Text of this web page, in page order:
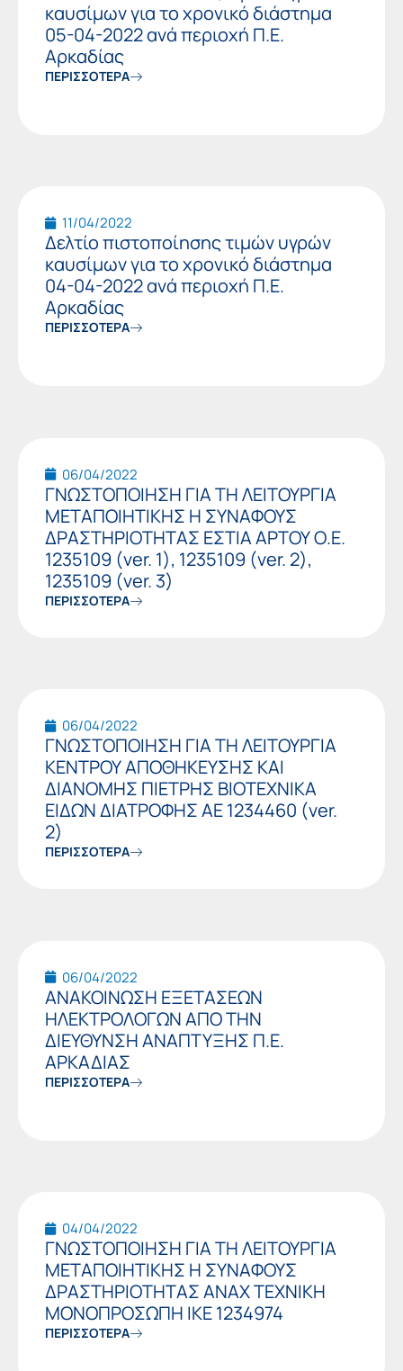
καυσίμων για το χρονικό διάστημα
05-04-2022 ανά περιοχή Π.Ε.
Αρκαδίας
ΠΕΡΙΣΣΟΤΕΡΑ
11/04/2022
Δελτίο πιστοποίησης τιμών υγρών
καυσίμων για το χρονικό διάστημα
04-04-2022 ανά περιοχή Π.Ε.
Αρκαδίας
ΠΕΡΙΣΣΟΤΕΡΑ
06/04/2022
ΓΝΩΣΤΟΠΟΙΗΣΗ ΓΙΑ ΤΗ ΛΕΙΤΟΥΡΓΙΑ
ΜΕΤΑΠΟΙΗΤΙΚΗΣ Η ΣΥΝΑΦΟΥΣ
ΔΡΑΣΤΗΡΙΟΤΗΤΑΣ ΕΣΤΙΑ ΑΡΤΟΥ Ο.Ε.
1235109 (ver. 1), 1235109 (ver. 2),
1235109 (ver. 3)
ΠΕΡΙΣΣΟΤΕΡΑ
06/04/2022
ΓΝΩΣΤΟΠΟΙΗΣΗ ΓΙΑ ΤΗ ΛΕΙΤΟΥΡΓΙΑ
ΚΕΝΤΡΟΥ ΑΠΟΘΗΚΕΥΣΗΣ ΚΑΙ
ΔΙΑΝΟΜΗΣ ΠΙΕΤΡΗΣ ΒΙΟΤΕΧΝΙΚΑ
ΕΙΔΩΝ ΔΙΑΤΡΟΦΗΣ ΑΕ 1234460 (ver.
2)
ΠΕΡΙΣΣΟΤΕΡΑ
06/04/2022
ΑΝΑΚΟΙΝΩΣΗ ΕΞΕΤΑΣΕΩΝ
ΗΛΕΚΤΡΟΛΟΓΩΝ ΑΠΟ ΤΗΝ
ΔΙΕΥΘΥΝΣΗ ΑΝΑΠΤΥΞΗΣ Π.Ε.
ΑΡΚΑΔΙΑΣ
ΠΕΡΙΣΣΟΤΕΡΑ
04/04/2022
ΓΝΩΣΤΟΠΟΙΗΣΗ ΓΙΑ ΤΗ ΛΕΙΤΟΥΡΓΙΑ
ΜΕΤΑΠΟΙΗΤΙΚΗΣ Η ΣΥΝΑΦΟΥΣ
ΔΡΑΣΤΗΡΙΟΤΗΤΑΣ ΑΝΑΧ ΤΕΧΝΙΚΗ
ΜΟΝΟΠΡΟΣΩΠΗ ΙΚΕ 1234974
ΠΕΡΙΣΣΟΤΕΡΑ